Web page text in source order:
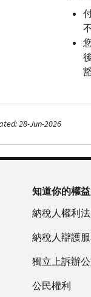
28-Jun-2026
知道你的權益
納稅人權利
納稅人辯護
獨立上訴辦
公民權利